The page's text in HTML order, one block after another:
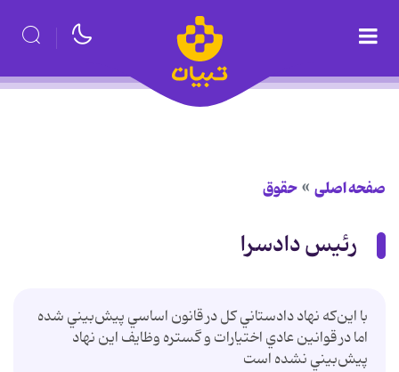
صفحه اصلی حقوق
رئیس دادسرا
با اين‌که نهاد دادستاني کل در قانون اساسي پيش‌بيني شده
اما در قوانين عادي اختيارات و گستره وظايف اين نهاد
پيش‌بيني نشده است